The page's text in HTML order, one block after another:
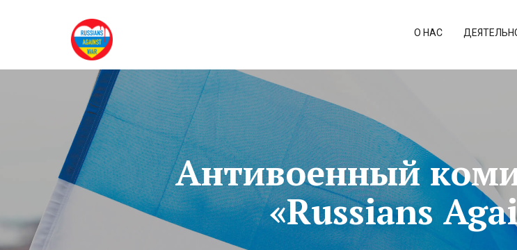
О НАС
Антивоенный
«Russians